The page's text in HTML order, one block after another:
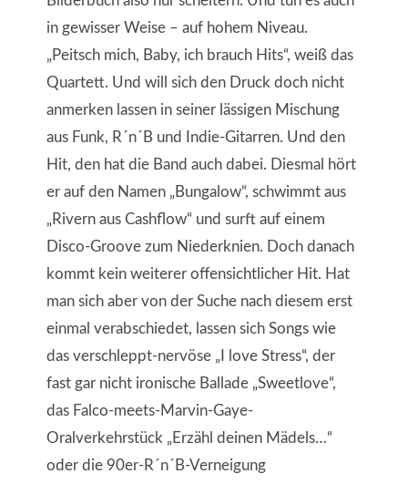
in gewisser Weise – auf hohem Niveau.
„Peitsch mich, Baby, ich brauch Hits“, weiß das
Quartett. Und will sich den Druck doch nicht
anmerken lassen in seiner lässigen Mischung
aus Funk, R´n´B und Indie-Gitarren. Und den
Hit, den hat die Band auch dabei. Diesmal hört
er auf den Namen „Bungalow“, schwimmt aus
„Rivern aus Cashflow“ und surft auf einem
Disco-Groove zum Niederknien. Doch danach
kommt kein weiterer offensichtlicher Hit. Hat
man sich aber von der Suche nach diesem erst
einmal verabschiedet, lassen sich Songs wie
das verschleppt-nervöse „I love Stress“, der
fast gar nicht ironische Ballade „Sweetlove“,
das Falco-meets-Marvin-Gaye-
Oralverkehrstück „Erzähl deinen Mädels…“
oder die 90er-R´n´B-Verneigung